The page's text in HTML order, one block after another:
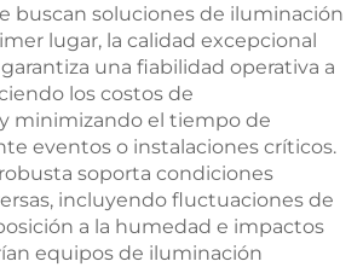
buscan soluciones de iluminación
lugar, la calidad excepcional
una fiabilidad operativa a
los costos de
minimizando el tiempo de
eventos o instalaciones críticos.
soporta condiciones
incluyendo fluctuaciones de
a la humedad e impactos
equipos de iluminación